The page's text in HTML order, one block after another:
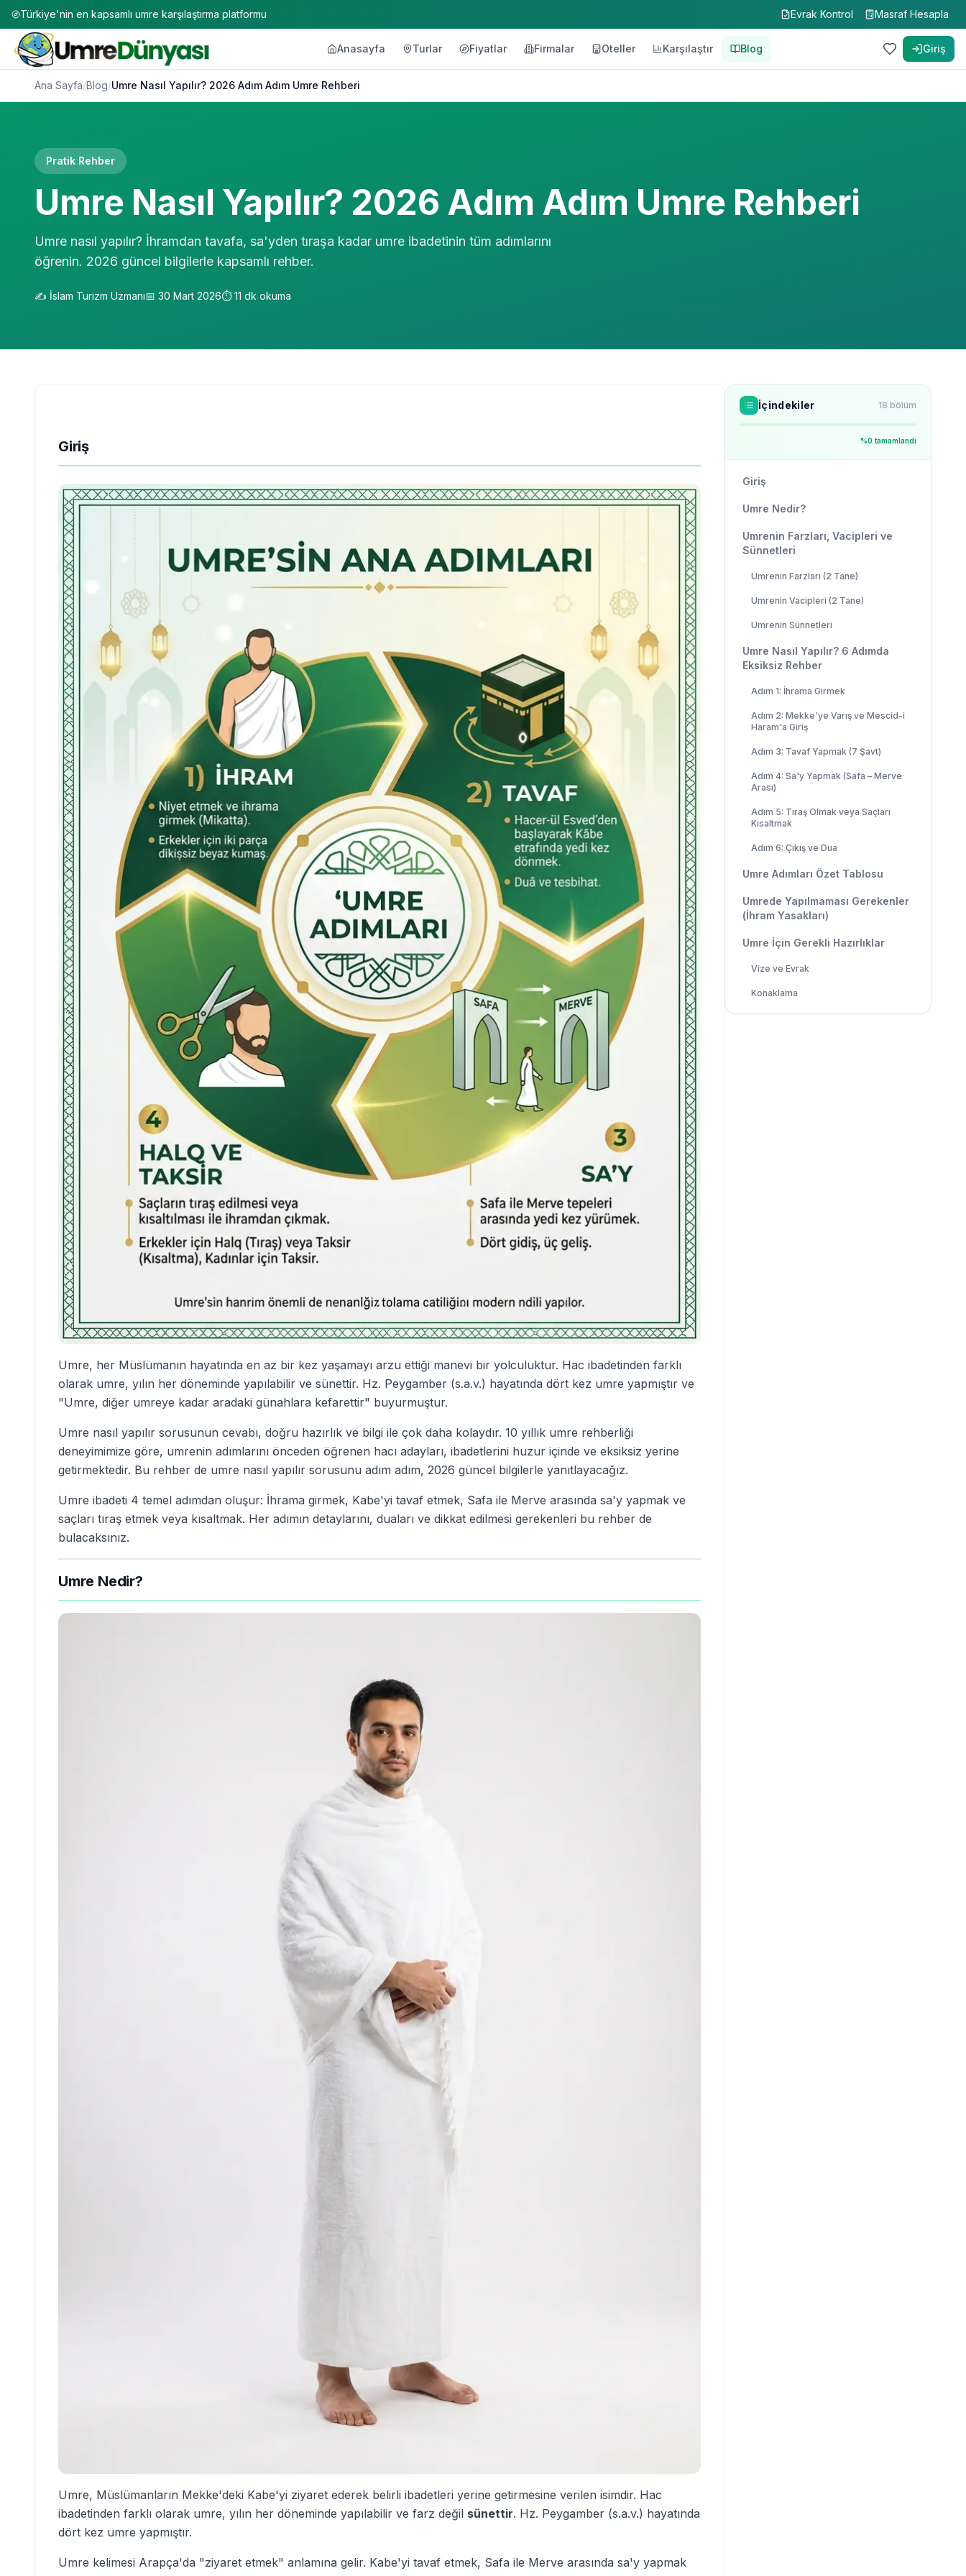
Türkiye'nin en kapsamlı umre karşılaştırma platformu Evrak Kontrol Masraf Hesapla
Anasayfa Turlar Fiyatlar Firmalar Oteller Karşılaştır Blog Giriş
Ana Sayfa/Blog/Umre Nasıl Yapılır? 2026 Adım Adım Umre Rehberi
Pratik Rehber
Umre Nasıl Yapılır? 2026 Adım Adım Umre Rehberi
Umre nasıl yapılır? İhramdan tavafa, sa'yden tıraşa kadar umre ibadetinin tüm adımlarını
öğrenin. 2026 güncel bilgilerle kapsamlı rehber.
✍️ İslam Turizm Uzmanı📅 30 Mart 2026⏱️11 dk okuma
Giriş
Umre, her Müslümanın hayatında en az bir kez yaşamayı arzu ettiği manevi bir yolculuktur. Hac ibadetinden farklı
olarak umre, yılın her döneminde yapılabilir ve sünettir. Hz. Peygamber (s.a.v.) hayatında dört kez umre yapmıştır ve
"Umre, diğer umreye kadar aradaki günahlara kefarettir" buyurmuştur.
Umre nasıl yapılır sorusunun cevabı, doğru hazırlık ve bilgi ile çok daha kolaydır. 10 yıllık umre rehberliği
deneyimimize göre, umrenin adımlarını önceden öğrenen hacı adayları, ibadetlerini huzur içinde ve eksiksiz yerine
getirmektedir. Bu rehber de umre nasıl yapılır sorusunu adım adım, 2026 güncel bilgilerle yanıtlayacağız.
Umre ibadeti 4 temel adımdan oluşur: İhrama girmek, Kabe'yi tavaf etmek, Safa ile Merve arasında sa'y yapmak ve
saçları tıraş etmek veya kısaltmak. Her adımın detaylarını, duaları ve dikkat edilmesi gerekenleri bu rehber de
bulacaksınız.
Umre Nedir?
Umre, Müslümanların Mekke'deki Kabe'yi ziyaret ederek belirli ibadetleri yerine getirmesine verilen isimdir. Hac
ibadetinden farklı olarak umre, yılın her döneminde yapılabilir ve farz değil sünettir. Hz. Peygamber (s.a.v.) hayatında
dört kez umre yapmıştır.
Umre kelimesi Arapça'da "ziyaret etmek" anlamına gelir. Kabe'yi tavaf etmek, Safa ile Merve arasında sa'y yapmak
İçindekiler 18 bölüm
%0 tamamlandı
Giriş
Umre Nedir?
Umrenin Farzları, Vacipleri ve
Sünnetleri
Umrenin Farzları (2 Tane)
Umrenin Vacipleri (2 Tane)
Umrenin Sünnetleri
Umre Nasıl Yapılır? 6 Adımda
Eksiksiz Rehber
Adım 1: İhrama Girmek
Adım 2: Mekke'ye Varış ve Mescid-i
Haram'a Giriş
Adım 3: Tavaf Yapmak (7 Şavt)
Adım 4: Sa'y Yapmak (Safa – Merve
Arası)
Adım 5: Tıraş Olmak veya Saçları
Kısaltmak
Adım 6: Çıkış ve Dua
Umre Adımları Özet Tablosu
Umrede Yapılmaması Gerekenler
(İhram Yasakları)
Umre İçin Gerekli Hazırlıklar
Vize ve Evrak
Konaklama